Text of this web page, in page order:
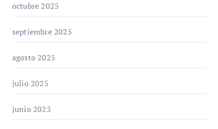
octubre 2025
septiembre 2025
agosto 2025
julio 2025
junio 2025